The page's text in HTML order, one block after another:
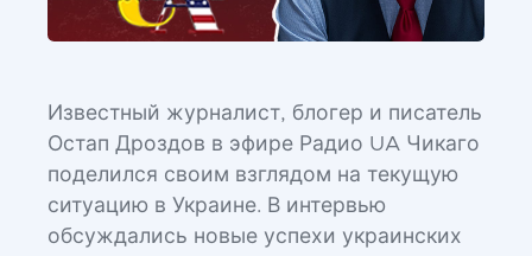
Известный журналист, блогер и писатель
Остап Дроздов в эфире Радио UA Чикаго
поделился своим взглядом на текущую
ситуацию в Украине. В интервью
обсуждались новые успехи украинских